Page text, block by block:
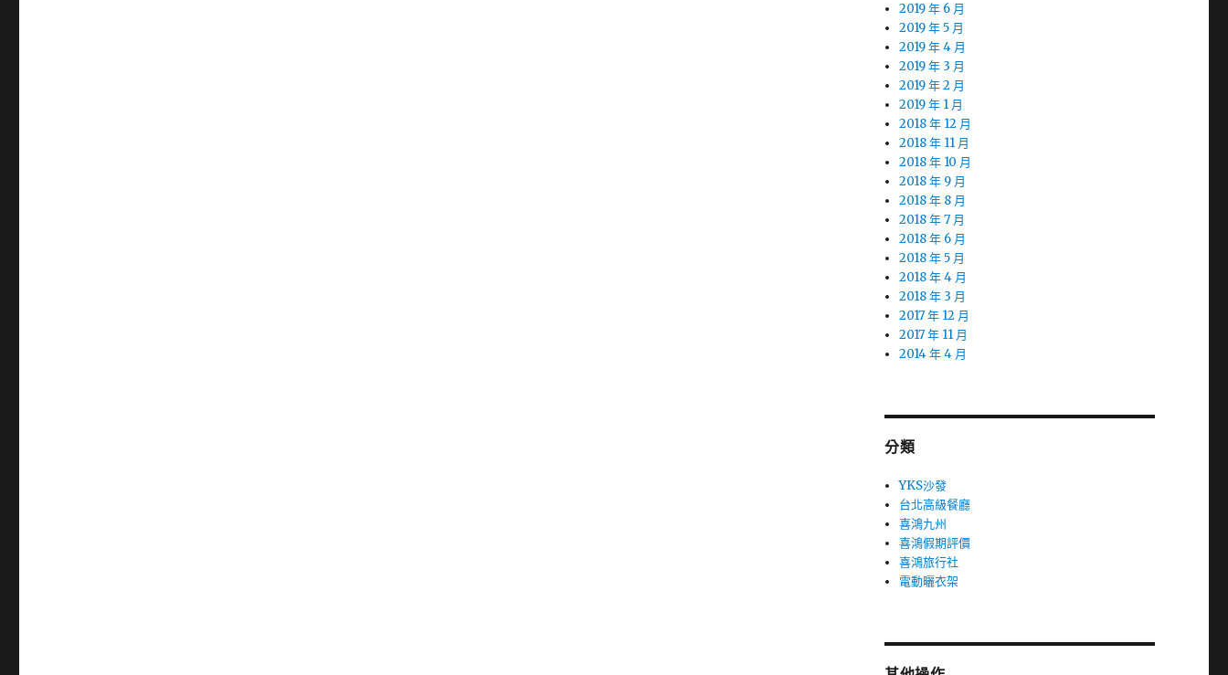
2019 年 6 月
2019 年 5 月
2019 年 4 月
2019 年 3 月
2019 年 2 月
2019 年 1 月
2018 年 12 月
2018 年 11 月
2018 年 10 月
2018 年 9 月
2018 年 8 月
2018 年 7 月
2018 年 6 月
2018 年 5 月
2018 年 4 月
2018 年 3 月
2017 年 12 月
2017 年 11 月
2014 年 4 月
分類
YKS沙發
台北高級餐廳
喜鴻九州
喜鴻假期評價
喜鴻旅行社
電動曬衣架